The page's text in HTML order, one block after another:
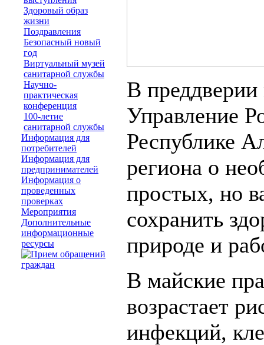
Здоровый образ
жизни
Поздравления
Безопасный новый
год
Виртуальный музей
санитарной службы
Научно-
практическая
конференция
100-летие
санитарной службы
Информация для
потребителей
Информация для
предпринимателей
Информация о
проведенных
проверках
Мероприятия
Дополнительные
информационные
ресурсы
В преддверии
Управление
Республике
региона о
простых, но
сохранить
природе и
В майские
возрастает
инфекций,